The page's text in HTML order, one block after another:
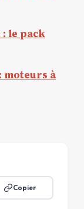
le pack
moteurs à
Copier